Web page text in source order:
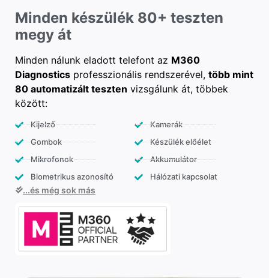
Minden készülék 80+ teszten
megy át
Minden nálunk eladott telefont az M360
Diagnostics professzionális rendszerével, több mint
80 automatizált teszten vizsgálunk át, többek
között:
Kijelző
Gombok
Mikrofonok
Biometrikus azonosító
Kamerák
Készülék előélet
Akkumulátor
Hálózati kapcsolat
...és még sok más